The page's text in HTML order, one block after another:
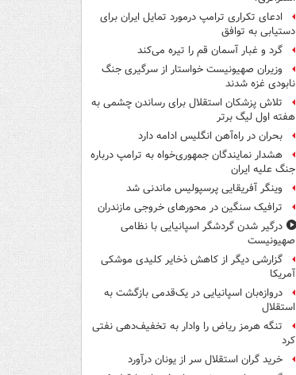
ادعای تکراری ترامپ درمورد تمایل ایران برای
دستیابی به توافق
گرد و غبار آسمان قم را تیره می‌کند
وزیران صهیونیست خواستار از سرگیری جنگ
نابودی غزه شدند
تلاش پزشکان استقلال برای رساندن چشمی به
هفته اول لیگ برتر
بحران در راه‌آهن انگلیس ادامه دارد
هشدار نمایندگان جمهوری‌خواه به ترامپ درباره
جنگ علیه ایران
وینگر آفریقایی پرسپولیس ماندنی شد
ترافیک سنگین در محورهای خروجی مازندران
درگیر شدن گردشگر اسپانیایی با نظامی
صهیونیست
گزارشی دیگر از کاهش ذخایر کلیدی موشکی
آمریکا
دروازه‌بان اسپانیایی در یک‌قدمی بازگشت به
استقلال
تنگه هرمز ریاض را وادار به تخفیف‌دهی نفتی
کرد
خرید گران استقلال سر از یونان درآورد